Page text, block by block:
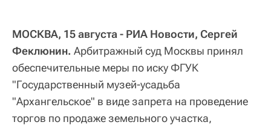
МОСКВА, 15 августа - РИА Новости, Сергей
Феклюнин. Арбитражный суд Москвы принял
обеспечительные меры по иску ФГУК
"Государственный музей-усадьба
"Архангельское" в виде запрета на проведение
торгов по продаже земельного участка,